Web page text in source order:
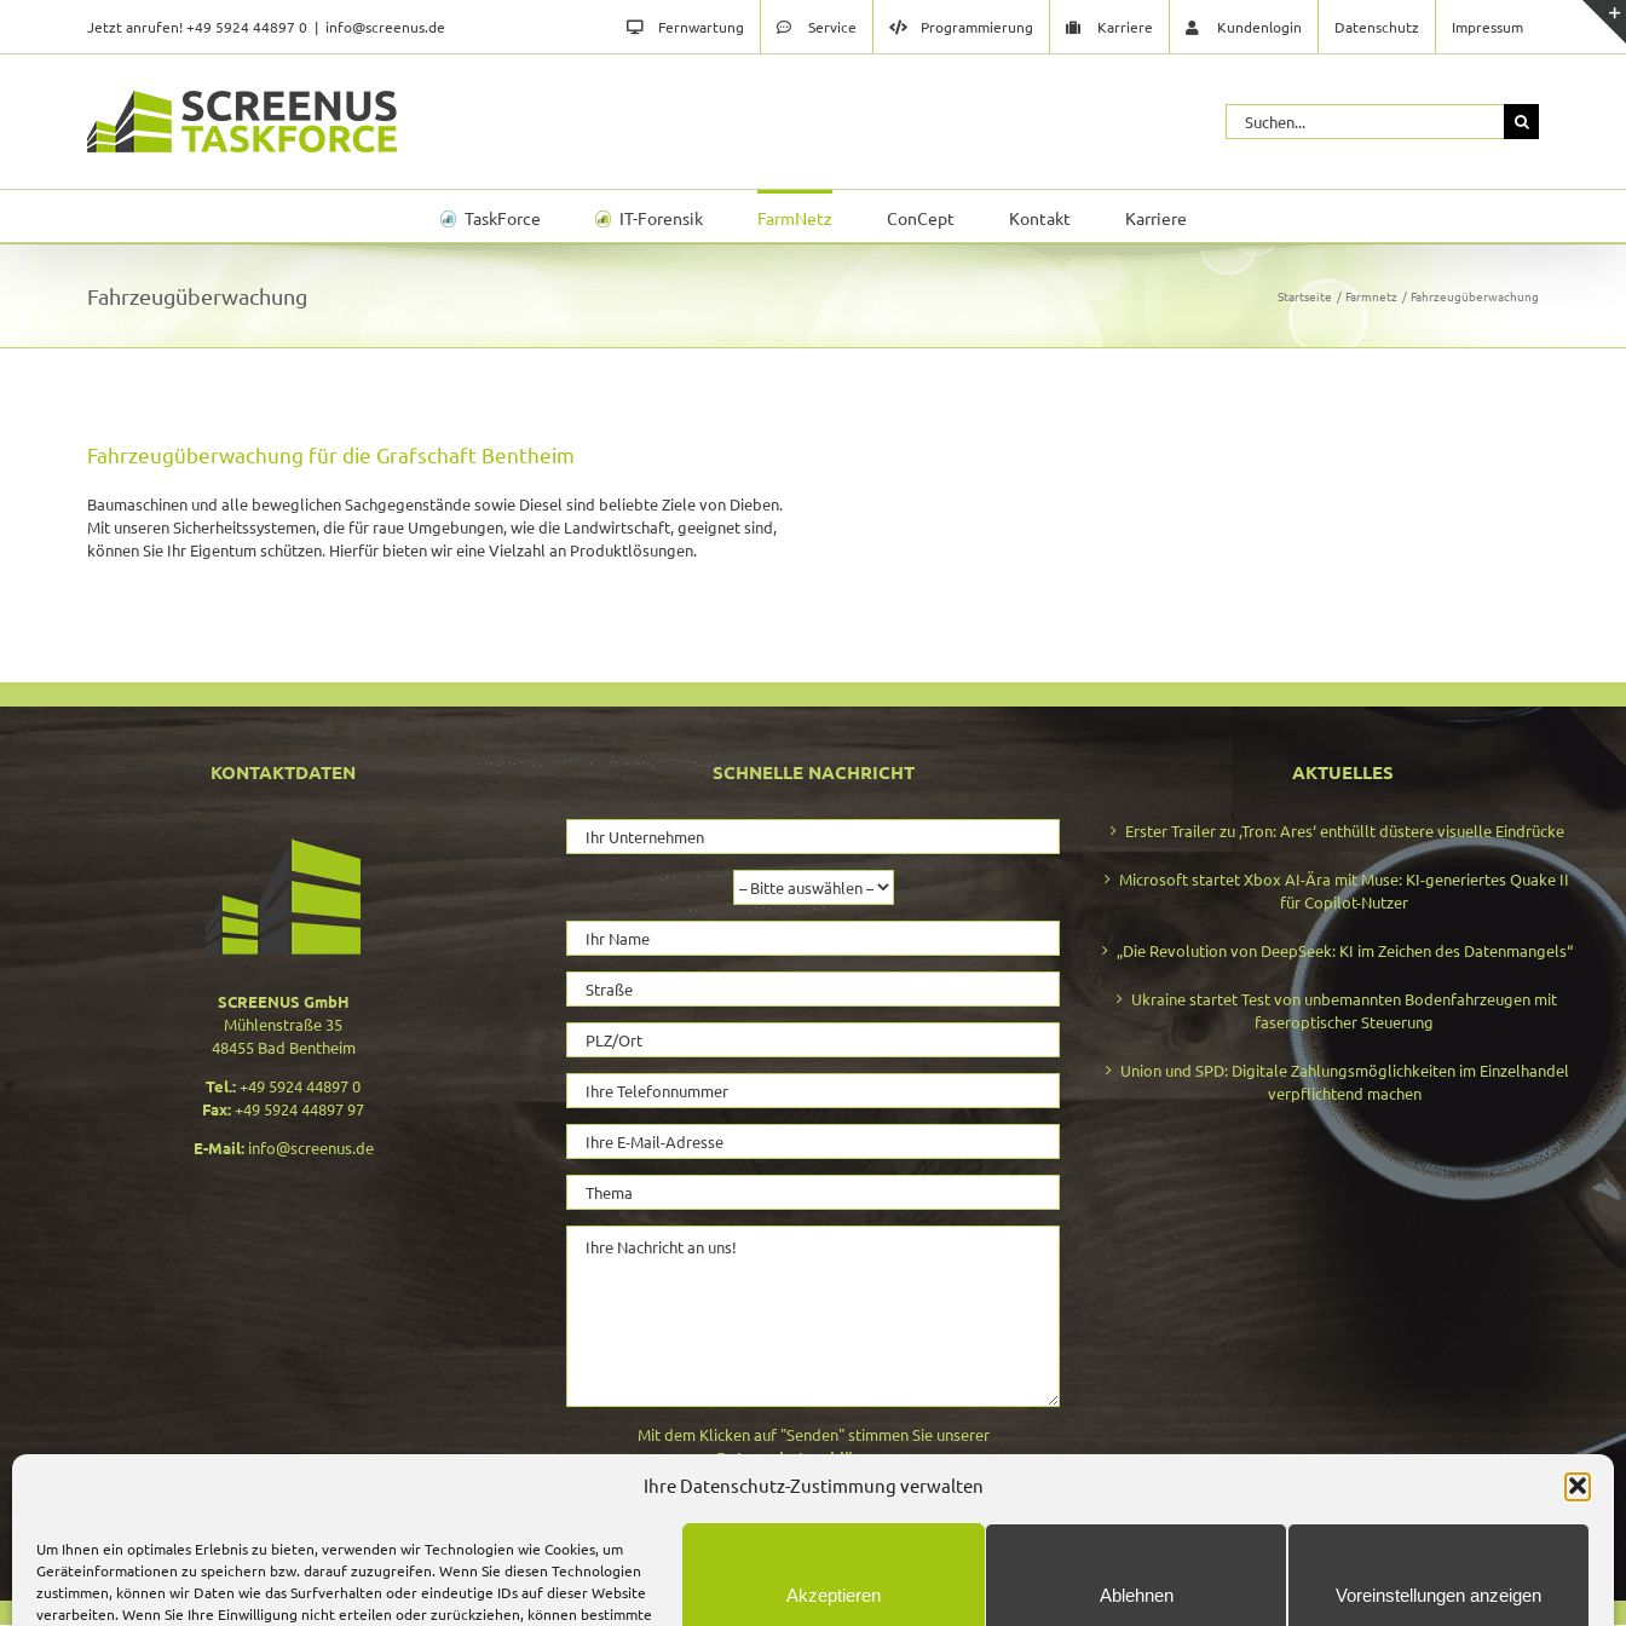
Ihre Datenschutz-Zustimmung verwalten
Um Ihnen ein optimales Erlebnis zu bieten, verwenden wir Technologien wie Cookies, um
Geräteinformationen zu speichern bzw. darauf zuzugreifen. Wenn Sie diesen Technologien
zustimmen, können wir Daten wie das Surfverhalten oder eindeutige IDs auf dieser Website
verarbeiten. Wenn Sie Ihre Einwilligung nicht erteilen oder zurückziehen, können bestimmte
Akzeptieren Ablehnen Voreinstellungen anzeigen
content
Jetzt anrufen! +49 5924 44897 0 | info@screenus.de Fernwartung Service Programmierung Karriere Kundenlogin Datenschutz Impressum
Suche
nach:
TaskForce IT-Forensik FarmNetz ConCept Kontakt Karriere
Fahrzeugüberwachung Startseite Farmnetz Fahrzeugüberwachung
Fahrzeugüberwachung für die Grafschaft Bentheim
Baumaschinen und alle beweglichen Sachgegenstände sowie Diesel sind beliebte Ziele von Dieben.
Mit unseren Sicherheitssystemen, die für raue Umgebungen, wie die Landwirtschaft, geeignet sind,
können Sie Ihr Eigentum schützen. Hierfür bieten wir eine Vielzahl an Produktlösungen.
KONTAKTDATEN
SCREENUS GmbH
Mühlenstraße 35
48455 Bad Bentheim
Tel.:+49 5924 44897 0
Fax:+49 5924 44897 97
E-Mail: info@screenus.de
SCHNELLE NACHRICHT
Mit dem Klicken auf "Senden" stimmen Sie unserer
Datenschutzerklärungzu.
AKTUELLES
Erster Trailer zu ‚Tron: Ares‘ enthüllt düstere visuelle Eindrücke
Microsoft startet Xbox AI-Ära mit Muse: KI-generiertes Quake II
für Copilot-Nutzer
„Die Revolution von DeepSeek: KI im Zeichen des Datenmangels“
Ukraine startet Test von unbemannten Bodenfahrzeugen mit
faseroptischer Steuerung
Union und SPD: Digitale Zahlungsmöglichkeiten im Einzelhandel
verpflichtend machen